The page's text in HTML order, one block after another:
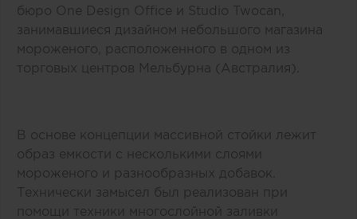
бюро One Design Office и Studio Twocan,
занимавшиеся дизайном небольшого магазина
мороженого, расположенного в одном из
торговых центров Мельбурна (Австралия).
В основе концепции массивной стойки лежит
образ емкости с несколькими слоями
мороженого и разнообразных добавок.
Технически замысел был реализован при
помощи техники многослойной заливки